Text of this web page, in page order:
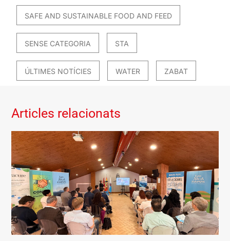
SAFE AND SUSTAINABLE FOOD AND FEED
SENSE CATEGORIA STA
ÚLTIMES NOTÍCIES WATER ZABAT
Articles relacionats